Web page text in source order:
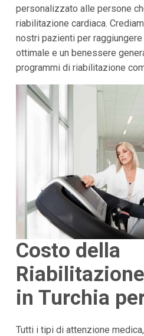
personalizzato alle persone
riabilitazione cardiaca.
nostri pazienti per
ottimale e un benessere
programmi di riabilitazione
Costo della
in Turchia
Tutti i tipi di attenzione